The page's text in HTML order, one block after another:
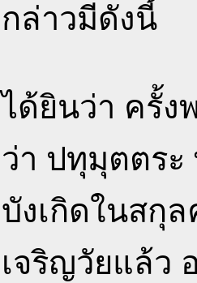
กล่าวมีดังนี้
ได้ยินว่า ครั้ง
ว่า ปทุมุตตระ
บังเกิดในสกุ
เจริญวัยแล้ว